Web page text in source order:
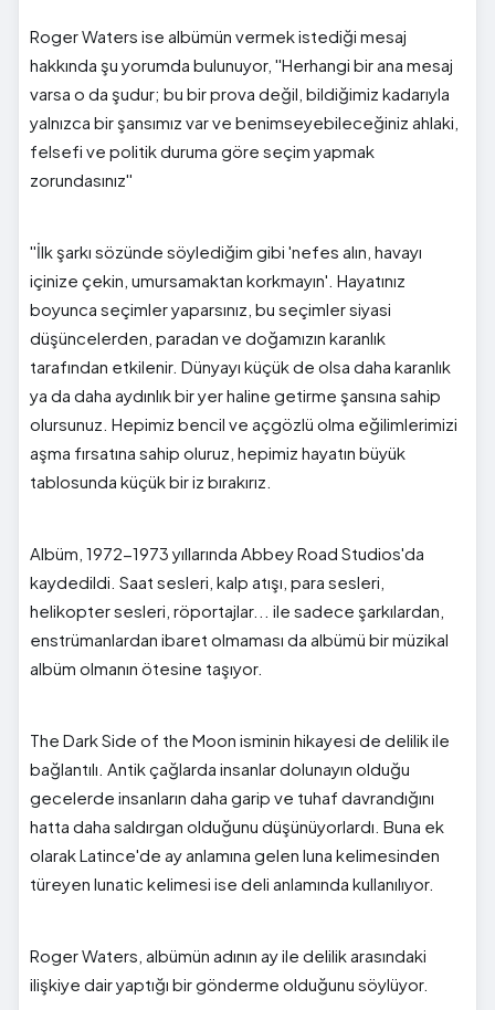
Roger Waters ise albümün vermek istediği mesaj
hakkında şu yorumda bulunuyor, ''Herhangi bir ana mesaj
varsa o da şudur; bu bir prova değil, bildiğimiz kadarıyla
yalnızca bir şansımız var ve benimseyebileceğiniz ahlaki,
felsefi ve politik duruma göre seçim yapmak
zorundasınız''
''İlk şarkı sözünde söylediğim gibi 'nefes alın, havayı
içinize çekin, umursamaktan korkmayın'. Hayatınız
boyunca seçimler yaparsınız, bu seçimler siyasi
düşüncelerden, paradan ve doğamızın karanlık
tarafından etkilenir. Dünyayı küçük de olsa daha karanlık
ya da daha aydınlık bir yer haline getirme şansına sahip
olursunuz. Hepimiz bencil ve açgözlü olma eğilimlerimizi
aşma fırsatına sahip oluruz, hepimiz hayatın büyük
tablosunda küçük bir iz bırakırız.
Albüm, 1972-1973 yıllarında Abbey Road Studios'da
kaydedildi. Saat sesleri, kalp atışı, para sesleri,
helikopter sesleri, röportajlar... ile sadece şarkılardan,
enstrümanlardan ibaret olmaması da albümü bir müzikal
albüm olmanın ötesine taşıyor.
The Dark Side of the Moon isminin hikayesi de delilik ile
bağlantılı. Antik çağlarda insanlar dolunayın olduğu
gecelerde insanların daha garip ve tuhaf davrandığını
hatta daha saldırgan olduğunu düşünüyorlardı. Buna ek
olarak Latince'de ay anlamına gelen luna kelimesinden
türeyen lunatic kelimesi ise deli anlamında kullanılıyor.
Roger Waters, albümün adının ay ile delilik arasındaki
ilişkiye dair yaptığı bir gönderme olduğunu söylüyor.